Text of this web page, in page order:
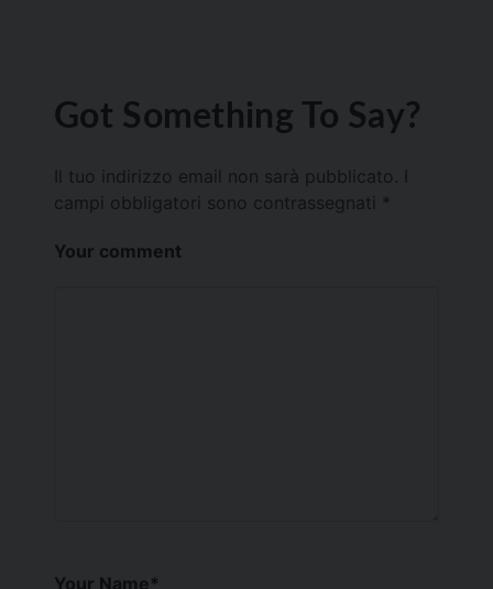
Got Something To Say?
Il tuo indirizzo email non sarà pubblicato.
campi obbligatori sono contrassegnati *
Your comment
Your Name*